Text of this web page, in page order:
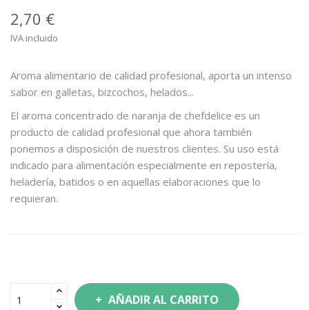
2,70 €
IVA incluido
Aroma alimentario de calidad profesional, aporta un intenso
sabor en galletas, bizcochos, helados...
El aroma concentrado de naranja de chefdelice es un
producto de calidad profesional que ahora también
ponemos a disposición de nuestros clientes. Su uso está
indicado para alimentación especialmente en repostería,
heladería, batidos o en aquellas elaboraciones que lo
requieran.
AÑADIR AL CARRITO